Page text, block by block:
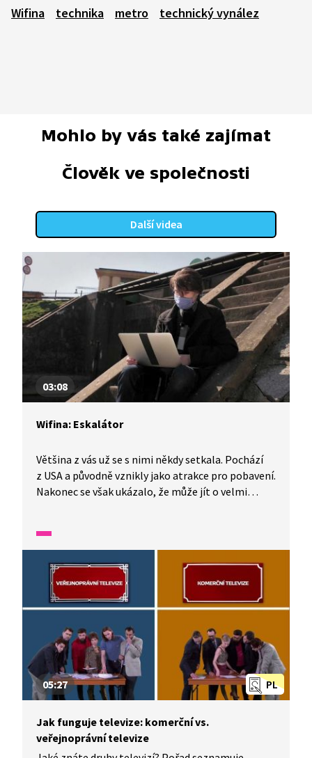
Wifina
technika metro technický vynález
Mohlo by vás také zajímat
Člověk ve společnosti
Další videa
03:08
Wifina: Eskalátor
Většina z vás už se s nimi někdy setkala. Pochází
z USA a původně vznikly jako atrakce pro pobavení.
Nakonec se však ukázalo, že může jít o velmi
schodech, které tu jsou s námi už více než sto let.
PL
05:27
Jak funguje televize: komerční vs.
veřejnoprávní televize